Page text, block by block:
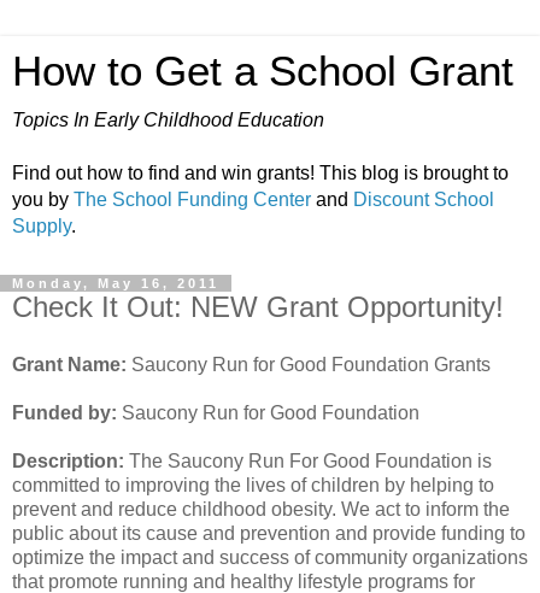
How to Get a School Grant
Topics In Early Childhood Education
Find out how to find and win grants! This blog is brought to
you by The School Funding Center and Discount School
Supply.
Monday, May 16, 2011
Check It Out: NEW Grant Opportunity!
Grant Name: Saucony Run for Good Foundation Grants
Funded by: Saucony Run for Good Foundation
Description: The Saucony Run For Good Foundation is
committed to improving the lives of children by helping to
prevent and reduce childhood obesity. We act to inform the
public about its cause and prevention and provide funding to
optimize the impact and success of community organizations
that promote running and healthy lifestyle programs for